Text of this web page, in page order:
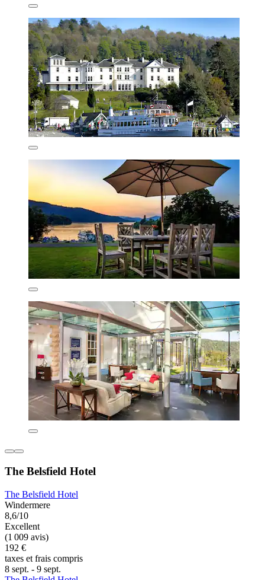
The Belsfield Hotel
The Belsfield Hotel
Windermere
8,6/10
Excellent
(1 009 avis)
192 €
taxes et frais compris
8 sept. - 9 sept.